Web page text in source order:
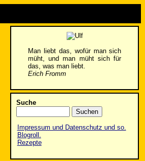
Man liebt das, wofür man sich
müht, und man müht sich für
das, was man liebt.
Erich Fromm
Suche
Impressum und Datenschutz und so.
Blogroll.
Rezepte